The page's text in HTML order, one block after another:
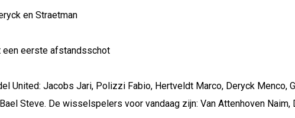
en Straetman
een eerste afstandsschot
United: Jacobs Jari, Polizzi Fabio, Hertveldt Marco, Deryck Menco,
Steve. De wisselspelers voor vandaag zijn: Van Attenhoven